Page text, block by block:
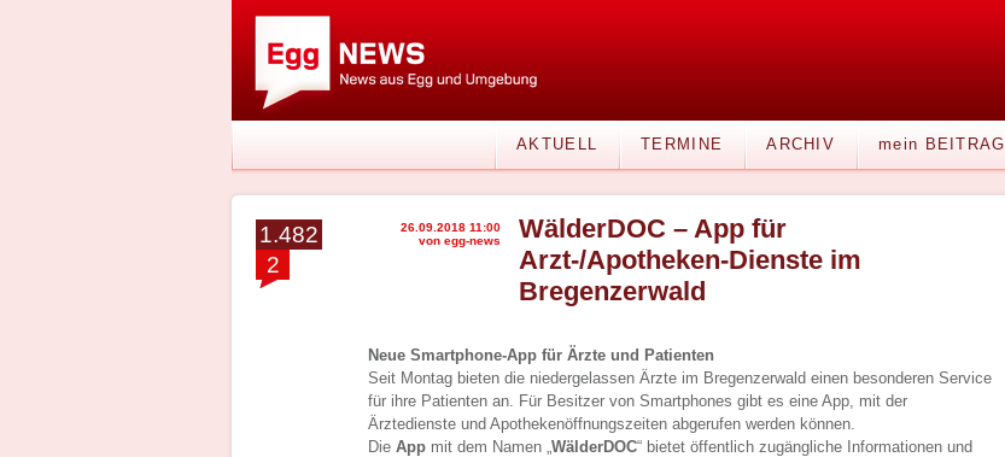
AKTUELL TERMINE ARCHIV mein BEITRAG
1.482
2
26.09.2018 11:00
von egg-news
WälderDOC – App für
Arzt-/Apotheken-Dienste im
Bregenzerwald
Neue Smartphone-App für Ärzte und Patienten
Seit Montag bieten die niedergelassen Ärzte im Bregenzerwald einen besonderen Service
für ihre Patienten an. Für Besitzer von Smartphones gibt es eine App, mit der
Ärztedienste und Apothekenöffnungszeiten abgerufen werden können.
Die App mit dem Namen „WälderDOC“ bietet öffentlich zugängliche Informationen und